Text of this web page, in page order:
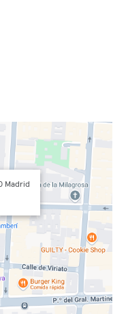
Madrid